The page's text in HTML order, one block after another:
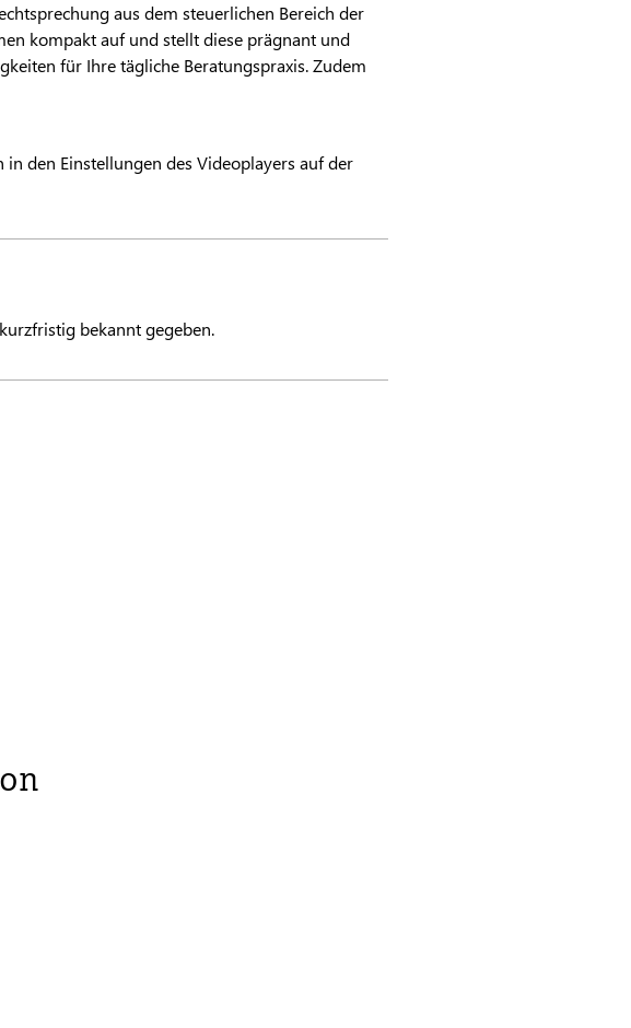
aus dem steuerlichen Bereich der
kompakt auf und stellt diese prägnant und
für Ihre tägliche Beratungspraxis. Zudem
den Einstellungen des Videoplayers auf der
bekannt gegeben.